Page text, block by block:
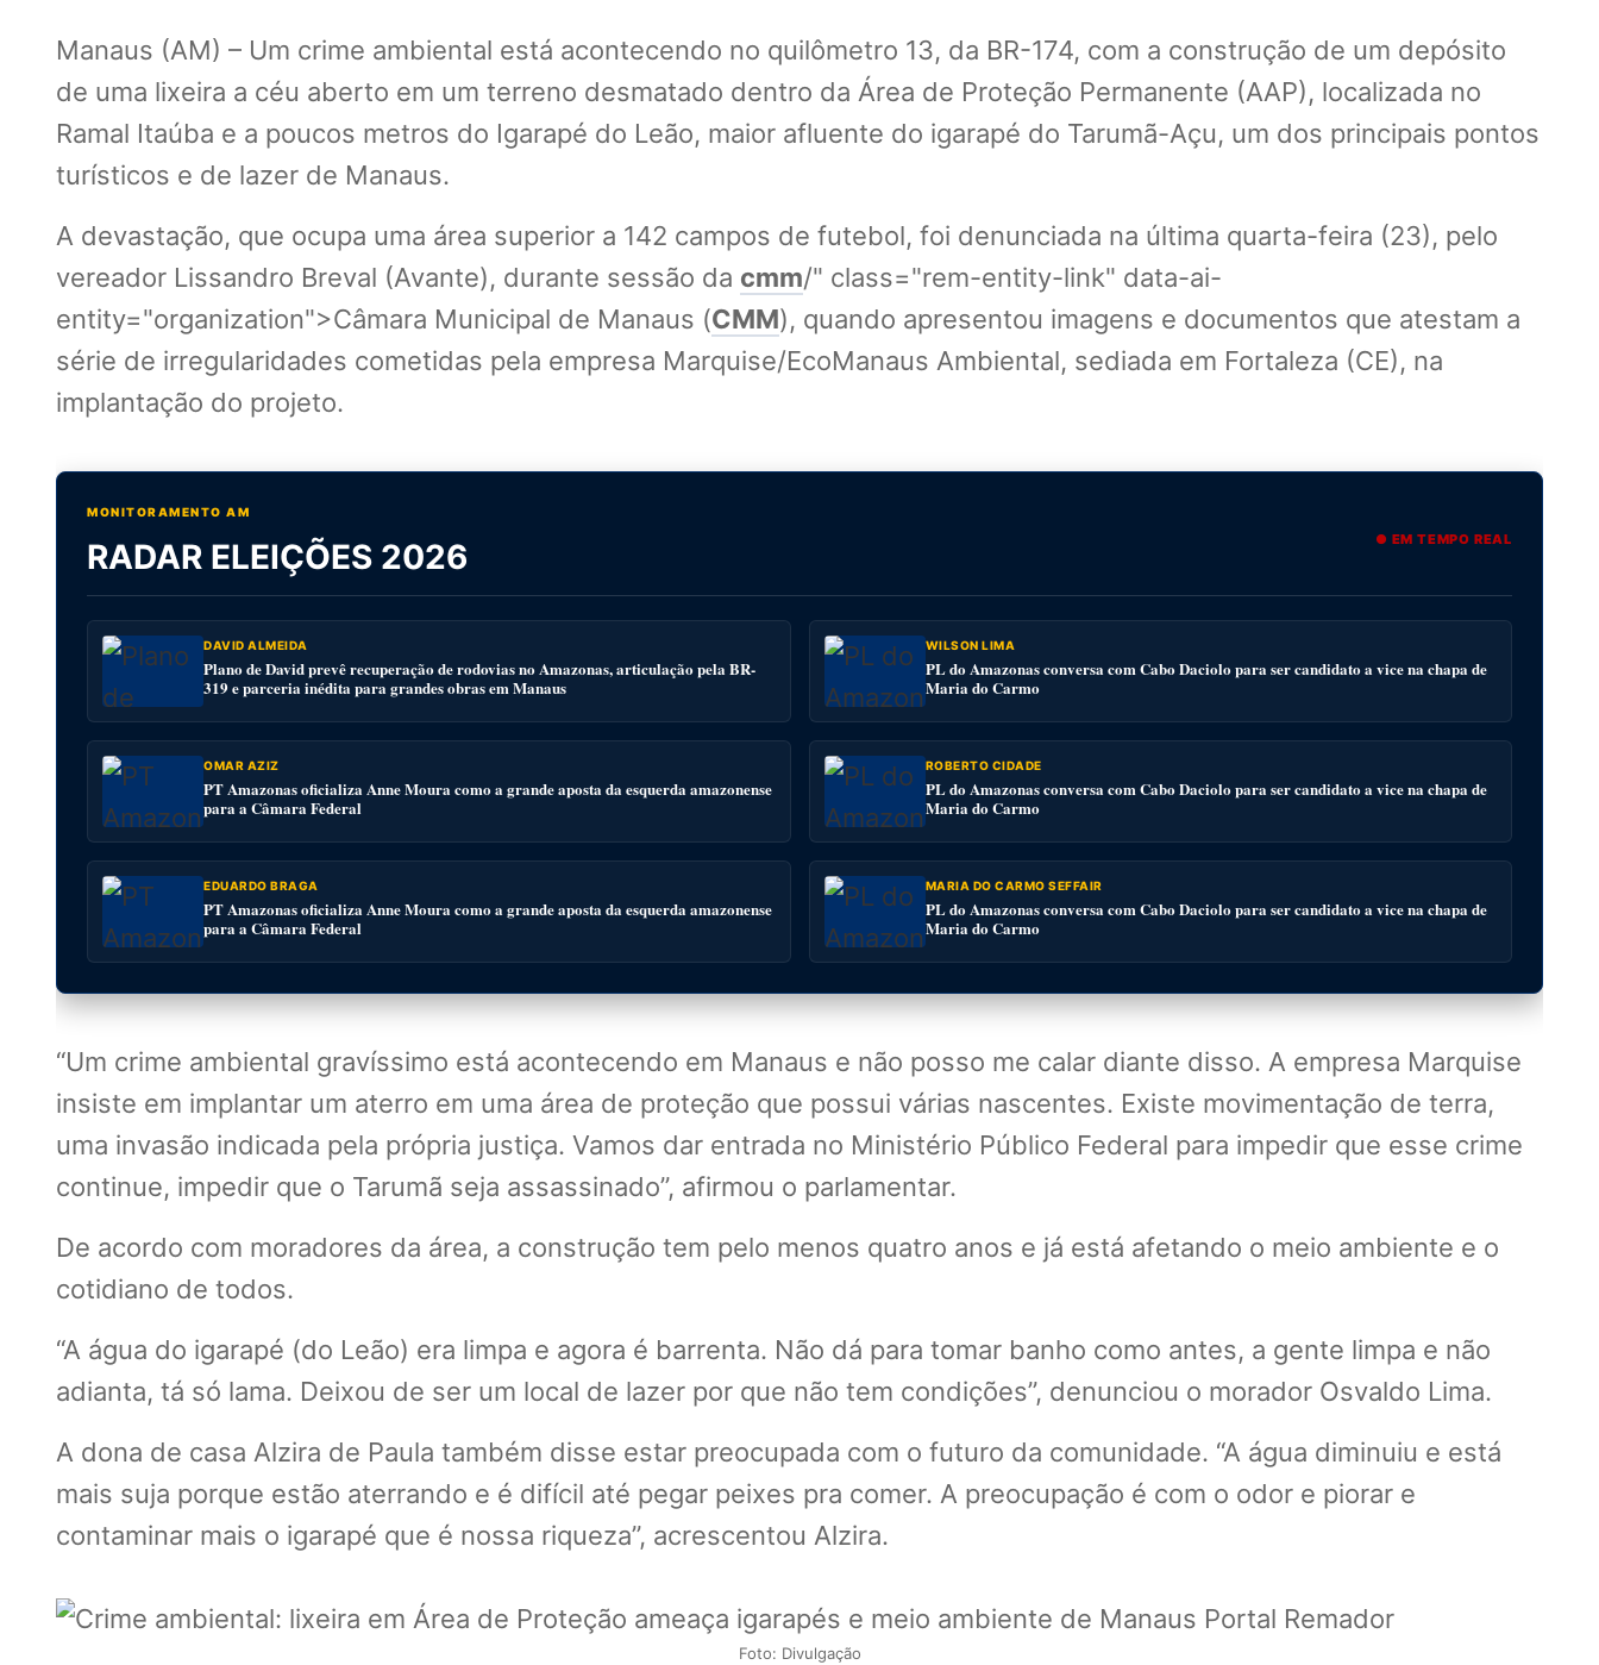
Manaus (AM) – Um crime ambiental está acontecendo no quilômetro 13, da BR-174, com a construção de um depósito
de uma lixeira a céu aberto em um terreno desmatado dentro da Área de Proteção Permanente (AAP), localizada no
Ramal Itaúba e a poucos metros do Igarapé do Leão, maior afluente do igarapé do Tarumã-Açu, um dos principais pontos
turísticos e de lazer de Manaus.
A devastação, que ocupa uma área superior a 142 campos de futebol, foi denunciada na última quarta-feira (23), pelo
vereador Lissandro Breval (Avante), durante sessão da cmm/" class="rem-entity-link" data-ai-
entity="organization">Câmara Municipal de Manaus (CMM), quando apresentou imagens e documentos que atestam a
série de irregularidades cometidas pela empresa Marquise/EcoManaus Ambiental, sediada em Fortaleza (CE), na
implantação do projeto.
MONITORAMENTO AM
RADAR ELEIÇÕES 2026 ● EM TEMPO REAL
DAVID ALMEIDA
Plano de David prevê recuperação de rodovias no Amazonas, articulação pela BR-
319 e parceria inédita para grandes obras em Manaus
WILSON LIMA
PL do Amazonas conversa com Cabo Daciolo para ser candidato a vice na chapa de
Maria do Carmo
OMAR AZIZ
PT Amazonas oficializa Anne Moura como a grande aposta da esquerda amazonense
para a Câmara Federal
ROBERTO CIDADE
PL do Amazonas conversa com Cabo Daciolo para ser candidato a vice na chapa de
Maria do Carmo
EDUARDO BRAGA
PT Amazonas oficializa Anne Moura como a grande aposta da esquerda amazonense
para a Câmara Federal
MARIA DO CARMO SEFFAIR
PL do Amazonas conversa com Cabo Daciolo para ser candidato a vice na chapa de
Maria do Carmo
“Um crime ambiental gravíssimo está acontecendo em Manaus e não posso me calar diante disso. A empresa Marquise
insiste em implantar um aterro em uma área de proteção que possui várias nascentes. Existe movimentação de terra,
uma invasão indicada pela própria justiça. Vamos dar entrada no Ministério Público Federal para impedir que esse crime
continue, impedir que o Tarumã seja assassinado”, afirmou o parlamentar.
De acordo com moradores da área, a construção tem pelo menos quatro anos e já está afetando o meio ambiente e o
cotidiano de todos.
“A água do igarapé (do Leão) era limpa e agora é barrenta. Não dá para tomar banho como antes, a gente limpa e não
adianta, tá só lama. Deixou de ser um local de lazer por que não tem condições”, denunciou o morador Osvaldo Lima.
A dona de casa Alzira de Paula também disse estar preocupada com o futuro da comunidade. “A água diminuiu e está
mais suja porque estão aterrando e é difícil até pegar peixes pra comer. A preocupação é com o odor e piorar e
contaminar mais o igarapé que é nossa riqueza”, acrescentou Alzira.
Foto: Divulgação